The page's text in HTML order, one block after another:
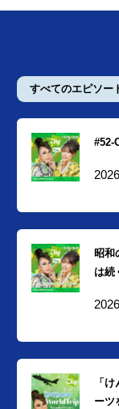
すべてのエピソー
#52-
昭和
は続
「
ーツ